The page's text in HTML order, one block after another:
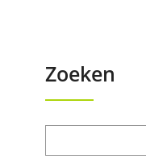
Zoeken